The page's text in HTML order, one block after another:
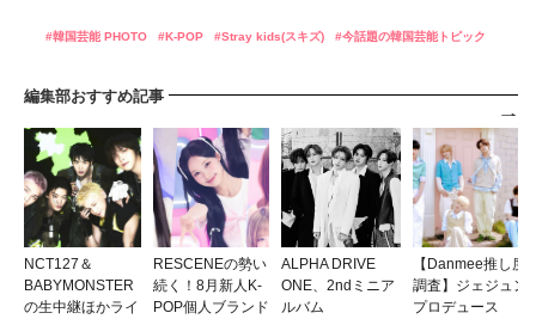
韓国芸能 PHOTO K-POP Stray kids(スキズ) 今話題の韓国芸能トピック
編集部おすすめ記事
NCT127＆
BABYMONSTER
の生中継ほかライ
RESCENEの勢い
続く！8月新人K-
POP個人ブランド
ALPHA DRIVE
ONE、2ndミニア
ルバム
【Danmee推し度
調査】ジェジュン
プロデュース